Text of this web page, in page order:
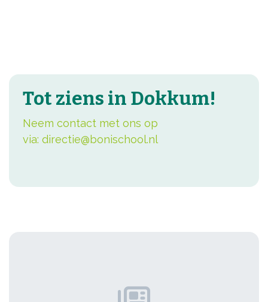
Tot ziens in Dokkum!
Neem contact met ons op
via: directie@bonischool.nl